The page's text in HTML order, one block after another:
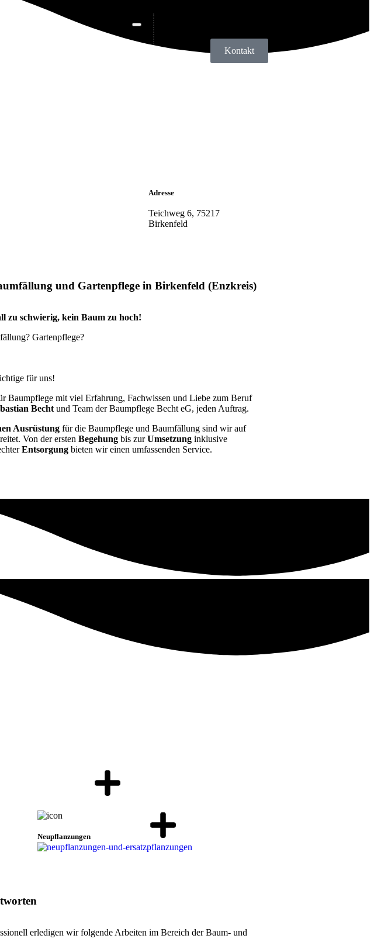
Kontakt
Adresse
Teichweg 6, 75217
Birkenfeld
und Gartenpflege in Birkenfeld (Enzkreis)
zu schwierig, kein Baum zu hoch!
Gartenpflege?
für uns!
Baumpflege mit viel Erfahrung, Fachwissen und Liebe zum Beruf
Becht und Team der Baumpflege Becht eG, jeden Auftrag.
Ausrüstung für die Baumpflege und Baumfällung sind wir auf
Von der ersten Begehung bis zurUmsetzung inklusive
Entsorgung bieten wir einen umfassenden Service.
Neupflanzungen
erledigen wir folgende Arbeiten im Bereich der Baum- und